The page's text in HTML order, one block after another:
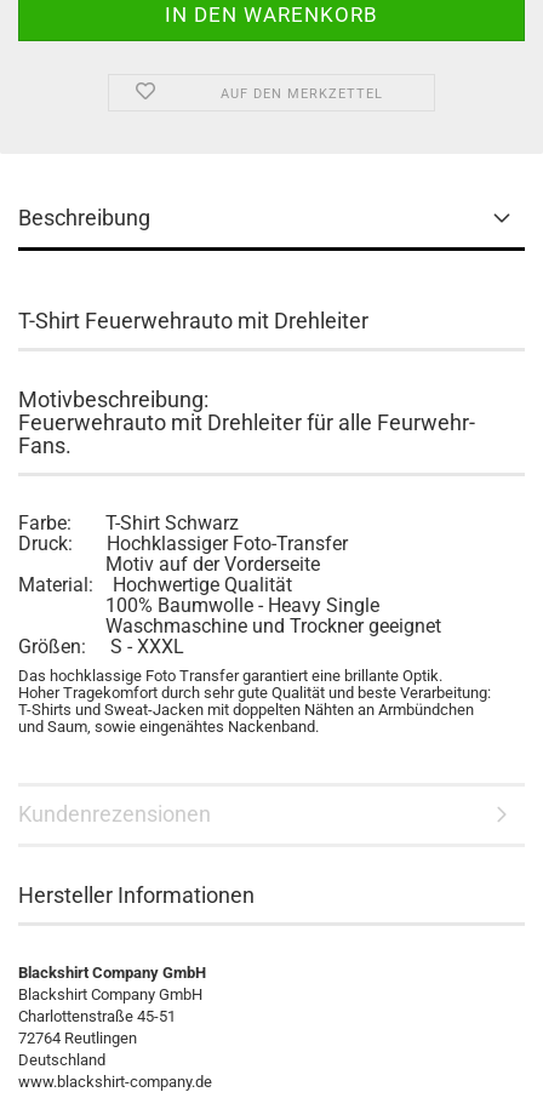
AUF DEN MERKZETTEL
Beschreibung
T-Shirt Feuerwehrauto mit Drehleiter
Motivbeschreibung:
Feuerwehrauto mit Drehleiter für alle Feurwehr-
Fans.
Farbe: T-Shirt Schwarz
Druck: Hochklassiger Foto-Transfer
Motiv auf der Vorderseite
Material: Hochwertige Qualität
100% Baumwolle - Heavy Single
Waschmaschine und Trockner geeignet
Größen: S - XXXL
Das hochklassige Foto Transfer garantiert eine brillante Optik.
Hoher Tragekomfort durch sehr gute Qualität und beste Verarbeitung:
T-Shirts und Sweat-Jacken mit doppelten Nähten an Armbündchen
und Saum, sowie eingenähtes Nackenband.
Kundenrezensionen
Hersteller Informationen
Blackshirt Company GmbH
Blackshirt Company GmbH
Charlottenstraße 45-51
72764 Reutlingen
Deutschland
www.blackshirt-company.de